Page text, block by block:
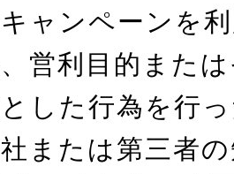
キャンペーンを
営利目的また
した行為を行
社または第三者